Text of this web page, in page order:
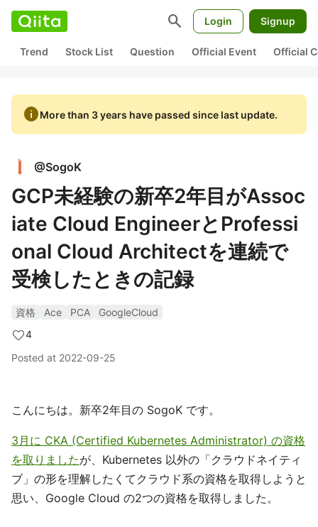
search Login Signup
Trend Stock List Question Official Event Official
infoMore than 3 years have passed since last update.
@SogoK
GCP未経験の新卒2年目がAssoc
iate Cloud EngineerとProfessi
onal Cloud Architectを連続で
受検したときの記録
資格 Ace PCA
GoogleCloud
4
Posted at 2022-09-25
こんにちは。新卒2年目の SogoK です。
3月に CKA (Certified Kubernetes Administrator) の資格
を取りましたが、Kubernetes 以外の「クラウドネイティ
ブ」の形を理解したくてクラウド系の資格を取得しようと
思い、Google Cloud の2つの資格を取得しました。